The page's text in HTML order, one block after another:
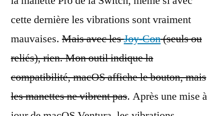
cette dernière les vibrations sont vraiment
mauvaises. Mais avec lesJoy-Con(seuls ou
reliés), rien. Mon outil indique la
compatibilité, macOS affiche le bouton, mais
les manettes ne vibrent pas. Après une mise à